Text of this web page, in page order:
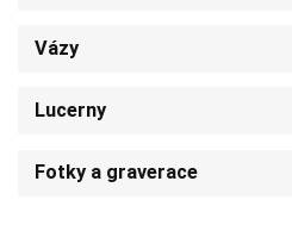
Vázy
Lucerny
Fotky a graverace